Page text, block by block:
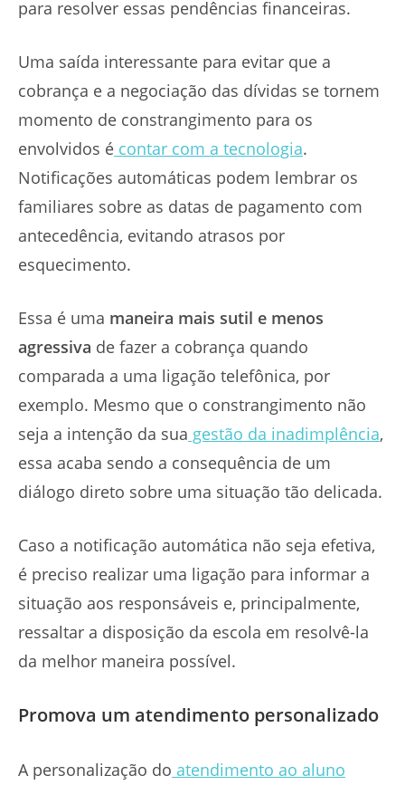
para resolver essas pendências financeiras.
Uma saída interessante para evitar que a
cobrança e a negociação das dívidas se tornem
momento de constrangimento para os
envolvidos é contar com a tecnologia.
Notificações automáticas podem lembrar os
familiares sobre as datas de pagamento com
antecedência, evitando atrasos por
esquecimento.
Essa é uma maneira mais sutil e menos
agressiva de fazer a cobrança quando
comparada a uma ligação telefônica, por
exemplo. Mesmo que o constrangimento não
seja a intenção da sua gestão da inadimplência,
essa acaba sendo a consequência de um
diálogo direto sobre uma situação tão delicada.
Caso a notificação automática não seja efetiva,
é preciso realizar uma ligação para informar a
situação aos responsáveis e, principalmente,
ressaltar a disposição da escola em resolvê-la
da melhor maneira possível.
Promova um atendimento personalizado
A personalização do atendimento ao aluno